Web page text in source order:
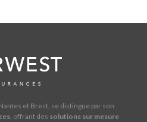
et Brest, se distingue par son
, offrant des solutions sur mesure